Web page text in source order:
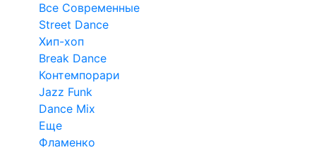
Все Современные
Street Dance
Хип-хоп
Break Dance
Контемпорари
Jazz Funk
Dance Mix
Еще
Фламенко